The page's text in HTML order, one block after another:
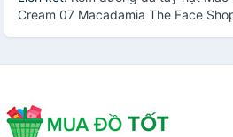
Cream 07 Macadamia The Face